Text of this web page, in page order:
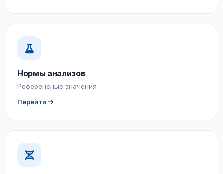
Нормы анализов
Референсные значения
Перейти